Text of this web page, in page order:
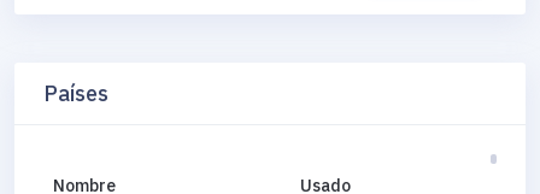
Países
Nombre Usado